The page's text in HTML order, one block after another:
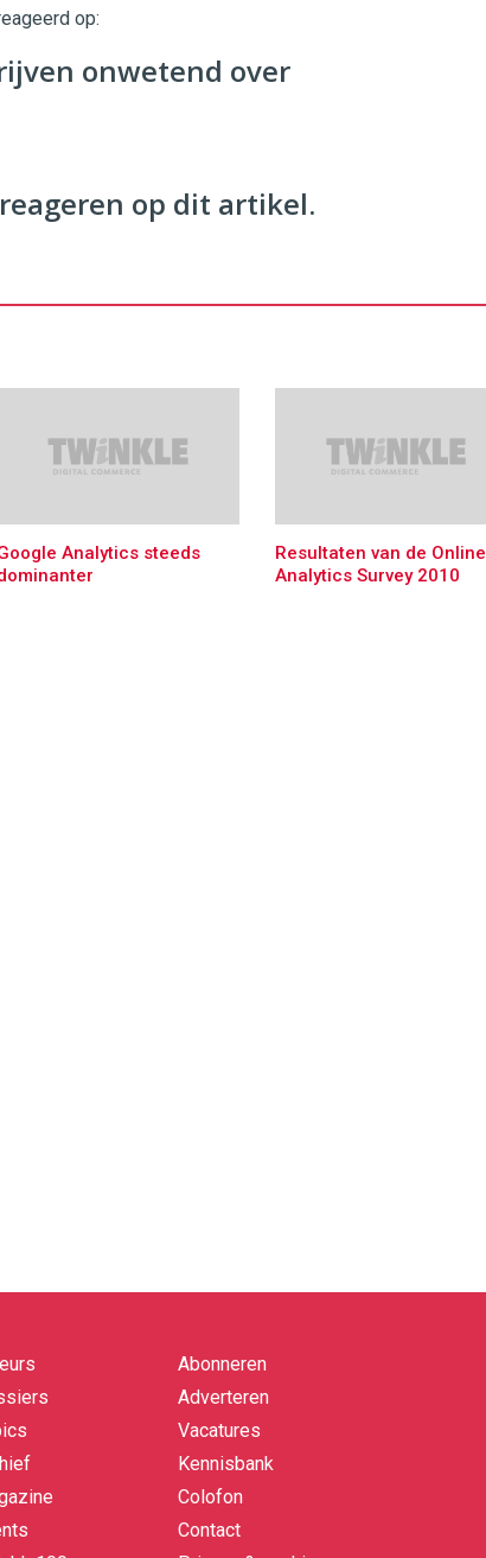
op:
onwetend over
op dit artikel.
Analytics steeds
Resultaten van de Online
Analytics Survey 2010
Abonneren
Adverteren
Vacatures
Kennisbank
Colofon
Contact